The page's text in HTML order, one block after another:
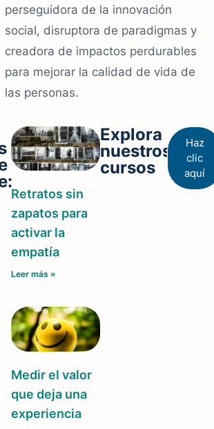
Retratos sin
zapatos para
activar la
empatía
Leer más »
Medir el valor
que deja una
experiencia
Explora
nuestros
cursos
Haz
clic
aquí
perseguidora de la innovación
social, disruptora de paradigmas y
creadora de impactos perdurables
para mejorar la calidad de vida de
las personas.